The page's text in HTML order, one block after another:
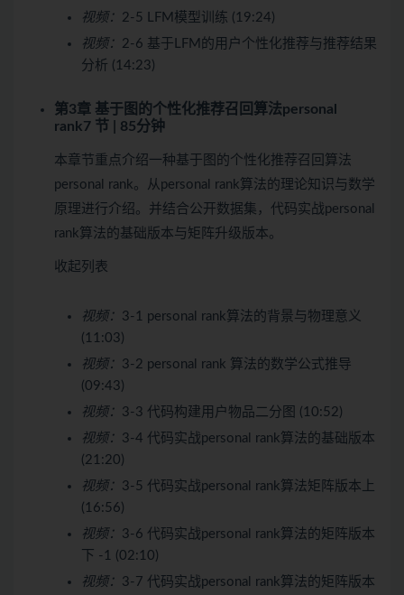
视频： 2-5 LFM模型训练 (19:24)
视频： 2-6 基于LFM的用户个性化推荐与推荐结果
分析 (14:23)
第3章 基于图的个性化推荐召回算法personal
rank7 节 | 85分钟
本章节重点介绍一种基于图的个性化推荐召回算法
personal rank。从personal rank算法的理论知识与数学
原理进行介绍。并结合公开数据集，代码实战personal
rank算法的基础版本与矩阵升级版本。
收起列表
视频： 3-1 personal rank算法的背景与物理意义
(11:03)
视频： 3-2 personal rank 算法的数学公式推导
(09:43)
视频： 3-3 代码构建用户物品二分图 (10:52)
视频： 3-4 代码实战personal rank算法的基础版本
(21:20)
视频： 3-5 代码实战personal rank算法矩阵版本上
(16:56)
视频： 3-6 代码实战personal rank算法的矩阵版本
下 -1 (02:10)
视频： 3-7 代码实战personal rank算法的矩阵版本